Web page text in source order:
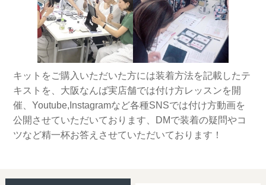
キットをご購入いただいた方には装着方法を記載したテ
キストを、大阪なんば実店舗では付け方レッスンを開
催、Youtube,Instagramなど各種SNSでは付け方動画を
公開させていただいております、DMで装着の疑問やコ
ツなど精一杯お答えさせていただいております！